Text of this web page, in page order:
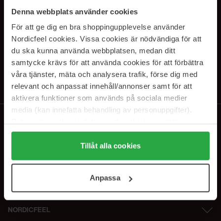
Denna webbplats använder cookies
För att ge dig en bra shoppingupplevelse använder
Nordicfeel cookies. Vissa cookies är nödvändiga för att
du ska kunna använda webbplatsen, medan ditt
samtycke krävs för att använda cookies för att förbättra
våra tjänster, mäta och analysera trafik, förse dig med
relevant och anpassat innehåll/annonser samt för att
aktivera funktioner som används på sociala medier
media (kan innefatta behandling av personuppgifter).
Genom att trycka på "Tillåt alla cookies" accepterar du
alla cookies, medan du under "Detaljer" kan anpassa
användningen av cookies. Du kan när som helst återkalla
samt vår Integritetspolicy.
Tillåt alla cookies
Anpassa
PRENUMERERA PÅ VÅRA
NYHETSBREV
Genom att prenumerera accepterar du vårIntegritetspolicy.
Avprenumerera när som helst.
NORDICFEEL